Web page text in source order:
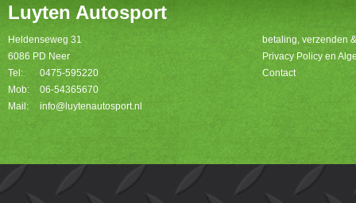
Luyten Autosport
Heldenseweg 31
6086 PD Neer
Tel:
0475-595220
Mob:
06-54365670
Mail:
info@luytenautosport.nl
betaling, verzenden
Privacy Policy en
Contact